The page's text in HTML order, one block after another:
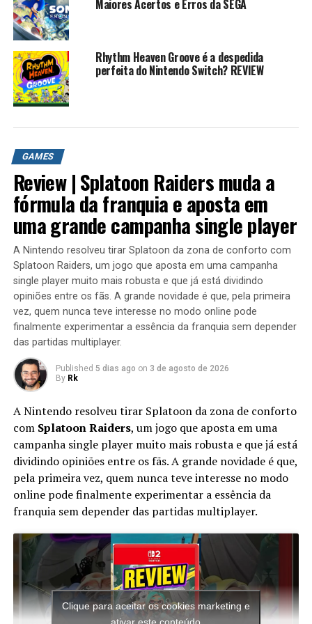
Salsicha atira com um estilingue, tem capacidade de
bloqueio e carrega um yo-yo para lutar. Velma joga
livros, tem capacidade de bloqueio e pode ativar
máquinas. Daphne tem combate corpo a corpo, chute
voador e pode subir em postes. Fred tem combate corpo
a corpo, bombas atordoantes e super força para
com um código, com diferentes poderes e armas. Cada
nível tem uma pista, e no final de cada episódio o
jogador deve escolher quem ele pensa que é o vilão, com
base nas evidências que reuniu. Troféus por realizar
determinadas tarefas, assim como fantasias. O jogo
também pode ser jogado em modo cooperativo
multijogador.
A jogabilidade e a interface são uma reminiscência da
série de jogos TT Games Lego
O jogo começa com a gangue Mystery, Inc. em seu clube
localizado em um pântano. Velma chega com um jornal,
anunciando à turma que haverá um festival de comida
no Castelo de Keystone. Scooby e Shaggy gostam da
ideia de ir, mas Daphne os lembra que eles prometeram
ajudar sua prima Anna no St. Louis High School Musical.
Scooby e Salsicha querem ajudá-la, mas planejam fazer
isso rapidamente para que possam ir ao festival de
comida. O jogo se divide em quatro episódios a partir
daqui.
O episódio 1 leva a turma para a escola St. Louis, onde
assombrando a escola com um exército de esqueletos e
assustando todo mundo. A turma investiga e logo
confronta o fantasma e interrompe sua trama para
arruinar o musical, que conflita com um carnaval
esportivo. O jogador é então apresentado ao minigame
Maiores Acertos e Erros da SEGA
Rhythm Heaven Groove é a despedida
perfeita do Nintendo Switch? REVIEW
GAMES
Review | Splatoon Raiders muda a
fórmula da franquia e aposta em
uma grande campanha single player
A Nintendo resolveu tirar Splatoon da zona de conforto com
Splatoon Raiders, um jogo que aposta em uma campanha
single player muito mais robusta e que já está dividindo
opiniões entre os fãs. A grande novidade é que, pela primeira
vez, quem nunca teve interesse no modo online pode
finalmente experimentar a essência da franquia sem depender
das partidas multiplayer.
Published 5 dias ago on 3 de agosto de 2026
By Rk
A Nintendo resolveu tirar Splatoon da zona de conforto
com Splatoon Raiders, um jogo que aposta em uma
campanha single player muito mais robusta e que já está
dividindo opiniões entre os fãs. A grande novidade é que,
pela primeira vez, quem nunca teve interesse no modo
online pode finalmente experimentar a essência da
franquia sem depender das partidas multiplayer.
Clique para aceitar os cookies marketing e
ativar este conteúdo